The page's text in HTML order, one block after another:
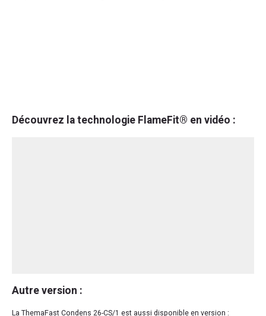
Découvrez la technologie FlameFit® en vidéo :
Autre version :
La ThemaFast Condens 26-CS/1 est aussi disponible en version :